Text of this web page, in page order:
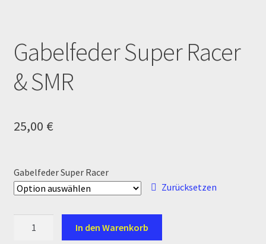
Devolución
Echtheit von Bewertungen
Ersatzteile Pitbike
Impressum
Info
Gabelfeder Super Racer
& SMR
25,00 €
Gabelfeder Super Racer
Zurücksetzen
In den Warenkorb